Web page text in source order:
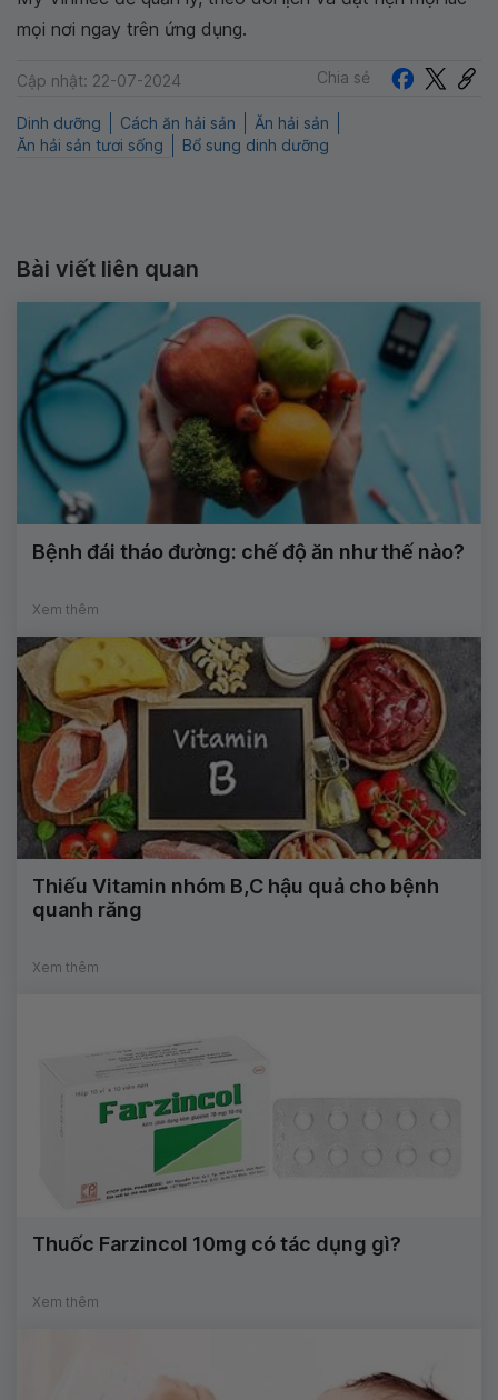
mọi nơi ngay trên ứng dụng.
Cập nhật: 22-07-2024 Chia sẻ
Dinh dưỡng Cách ăn hải sản
Ăn hải sản
Ăn hải sản tươi sống
Bổ sung dinh dưỡng
Bài viết liên quan
Bệnh đái tháo đường: chế độ ăn như thế nào?
Xem thêm
Thiếu Vitamin nhóm B,C hậu quả cho bệnh
quanh răng
Xem thêm
Thuốc Farzincol 10mg có tác dụng gì?
Xem thêm